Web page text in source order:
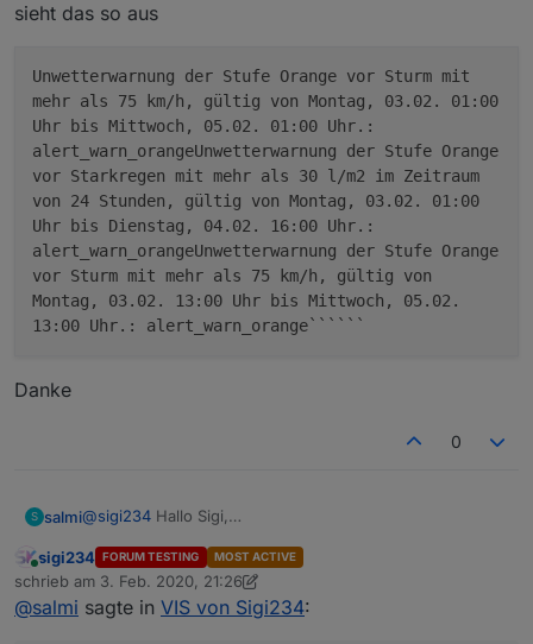
sieht das so aus
Unwetterwarnung der Stufe Orange vor Sturm mit
mehr als 75 km/h, gültig von Montag, 03.02. 01:00
Uhr bis Mittwoch, 05.02. 01:00 Uhr.:
alert_warn_orangeUnwetterwarnung der Stufe Orange
vor Starkregen mit mehr als 30 l/m2 im Zeitraum
von 24 Stunden, gültig von Montag, 03.02. 01:00
Uhr bis Dienstag, 04.02. 16:00 Uhr.:
alert_warn_orangeUnwetterwarnung der Stufe Orange
vor Sturm mit mehr als 75 km/h, gültig von
Montag, 03.02. 13:00 Uhr bis Mittwoch, 05.02.
13:00 Uhr.: alert_warn_orange``````
Danke
0
S salmi@sigi234 Hallo Sigi,
Radar2.0 wenn ja wie hast du das in der VIEW
hinbekommen das der Text so angezeigt wird bei mir
sieht das so aus
Danke
Online
sigi234 FORUM TESTING MOST ACTIVE
schrieb am 3. Feb. 2020, 21:26
zuletzt editiert von sigi234 2. März 2020, 22:30
@salmi sagte in VIS von Sigi234: